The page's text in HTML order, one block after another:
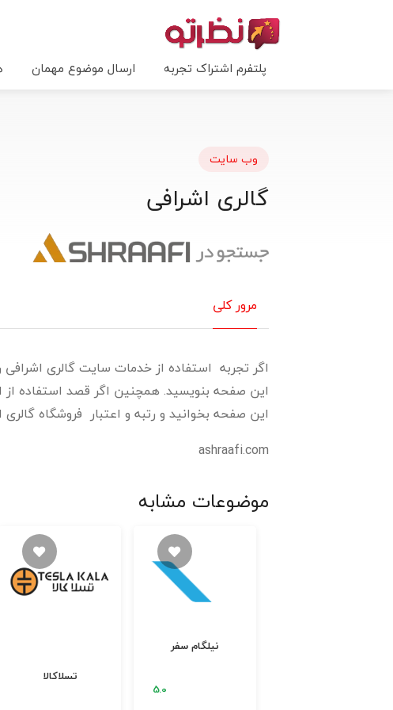
پلتفرم اشتراک تجربه ارسال موضوع مهمان
وب سایت
گالری اشرافی
مرور کلی
اگر تجربه استفاده از خدمات سایت گالری اشرافی
این صفحه بنویسید. همچنین اگر قصد استفاده از
این صفحه بخوانید و رتبه و اعتبار فروشگاه گالری
ashraafi.com
موضوعات مشابه
تسلاکالا
نیلگام سفر